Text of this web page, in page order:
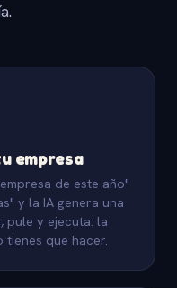
empresa
de este año"
y la IA genera una
pule y ejecuta: la
que hacer.